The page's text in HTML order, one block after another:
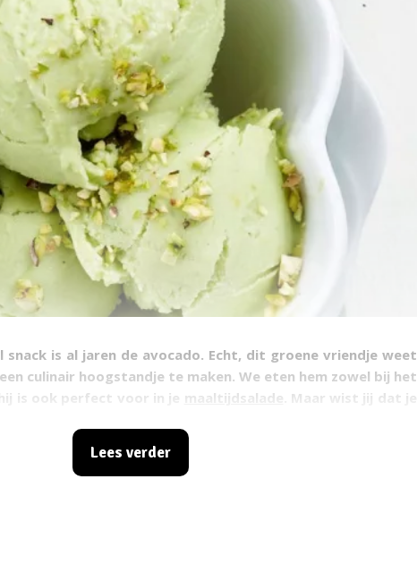
snack is al jaren de avocado. Echt, dit groene vriendje weet
culinair hoogstandje te maken. We eten hem zowel bij het
is ook perfect voor in je maaltijdsalade . Maar wist jij dat je
Lees verder